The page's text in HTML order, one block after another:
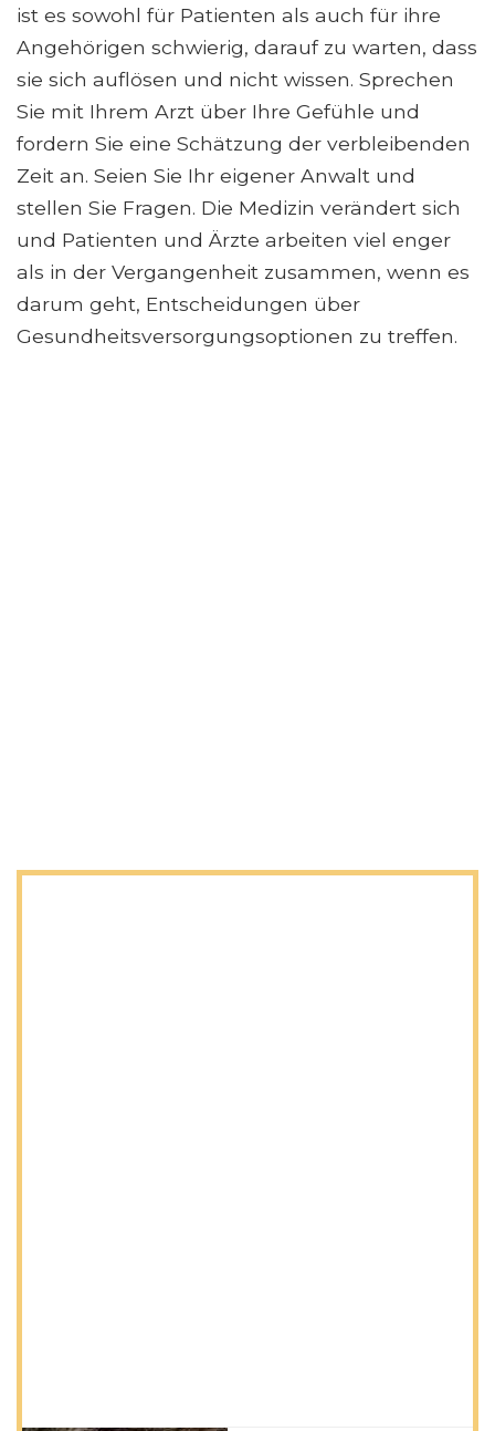
ist es sowohl für Patienten als auch für ihre
Angehörigen schwierig, darauf zu warten, dass
sie sich auflösen und nicht wissen. Sprechen
Sie mit Ihrem Arzt über Ihre Gefühle und
fordern Sie eine Schätzung der verbleibenden
Zeit an. Seien Sie Ihr eigener Anwalt und
stellen Sie Fragen. Die Medizin verändert sich
und Patienten und Ärzte arbeiten viel enger
als in der Vergangenheit zusammen, wenn es
darum geht, Entscheidungen über
Gesundheitsversorgungsoptionen zu treffen.